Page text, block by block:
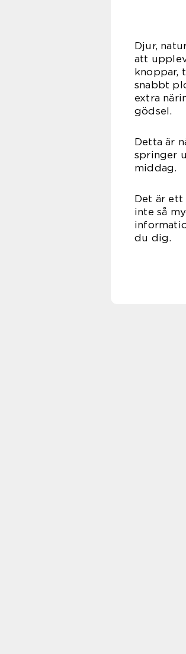
Djur,
att
knoppar,
snabbt
extra
Detta är
springer
Det är ett
inte så